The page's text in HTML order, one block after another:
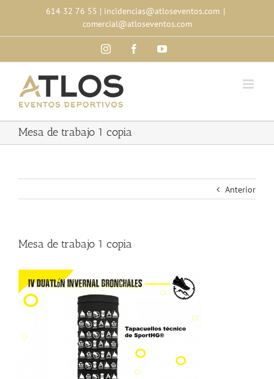
content
614 32 76 55 | incidencias@atloseventos.com |
comercial@atloseventos.com
InstagramFacebookYouTube
Mesa de trabajo 1 copia
Anterior
Mesa de trabajo 1 copia